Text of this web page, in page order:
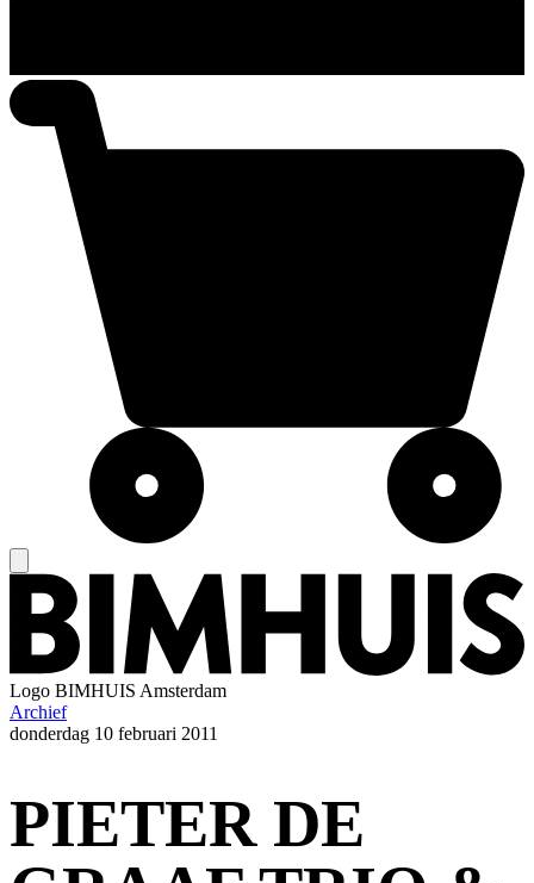
Logo BIMHUIS Amsterdam
Archief
donderdag 10 februari 2011
PIETER DE